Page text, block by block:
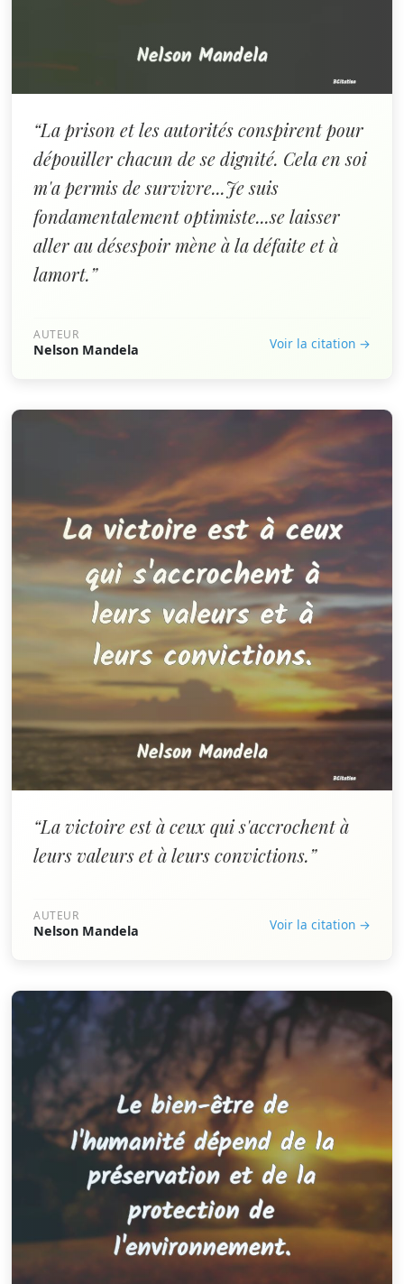
“La prison et les autorités conspirent pour
dépouiller chacun de se dignité. Cela en soi
m'a permis de survivre...Je suis
fondamentalement optimiste...se laisser
aller au désespoir mène à la défaite et à
lamort.”
AUTEUR
Nelson Mandela Voir la citation →
“La victoire est à ceux qui s'accrochent à
leurs valeurs et à leurs convictions.”
AUTEUR
Nelson Mandela Voir la citation →